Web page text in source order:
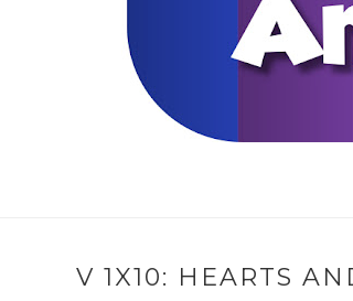
V 1X10: HEARTS